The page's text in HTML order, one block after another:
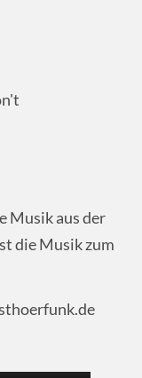
Musik aus der
die Musik zum